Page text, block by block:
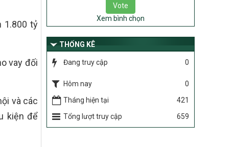
1.800 tỷ
vay đối
và các
kiện để
vùng đồng bào dân tộc thiểu số và miền
núi giai đoạn 2026-2035, giai đoạn I: Từ
năm 2026 đến năm 2030
Nghị quyết số 08/2026/NQ-HĐND
phân bổ ngân sách trung ương thực hiện
nông thôn mới, giảm nghèo bền vững và
phát triển kinh tế – xã hội vùng đồng bào
dân tộc thiểu số và miền núi giai đoạn
2026 – 2030 trên địa bàn tỉnh Nghệ An
Chỉ Thị số 22-CT/TU
Xem bình chọn
THỐNG KÊ
Đang truy cập 0
Hôm nay
0
Tháng hiện tại
421
Tổng lượt truy cập
659